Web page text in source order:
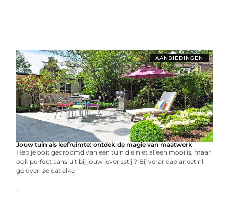
AANBIEDINGEN
Jouw tuin als leefruimte: ontdek de magie van maatwerk
Heb je ooit gedroomd van een tuin die niet alleen mooi is, maar
ook perfect aansluit bij jouw levensstijl? Bij verandaplaneet.nl
geloven ze dat elke
...